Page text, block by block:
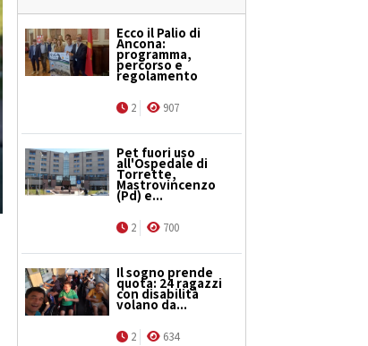
Ecco il Palio di
Ancona:
programma,
percorso e
regolamento
2 907
Pet fuori uso
all'Ospedale di
Torrette,
Mastrovincenzo
(Pd) e...
2 700
Il sogno prende
quota: 24 ragazzi
con disabilità
volano da...
2 634